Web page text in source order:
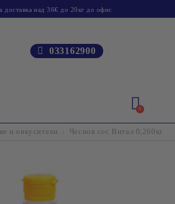
доставка над 36€ до 20кг до офис
033162900
0
и овкусители Чеснов сос Витал 0,260кг